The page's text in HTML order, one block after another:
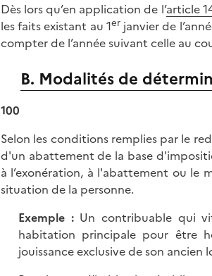
Dès lors qu’en application de l’article
les faits existant au 1erjanvier de
compter de l’année suivant celle au
B. Modalités de
100
Selon les conditions remplies par le
d'un abattement de la base
à l’exonération, à l'abattement ou le
situation de la personne.
Exemple :Un contribuable qui
habitation principale pour être
jouissance exclusive de son